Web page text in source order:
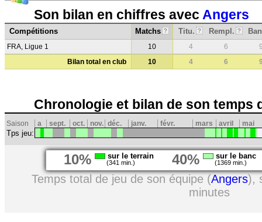
Son bilan en chiffres avec Angers
Compétitions Matchs ? Titu. ? Rempl. ?
FRA, Ligue 1 10 4 6
Bilan total en club
10 4 6
Chronologie et bilan de son temps
Saison a sept. oct. nov. déc. janv. févr. mars avril mai
Tps jeu:
10% sur le terrain
(341 min.) 40% sur le banc
(1369 min.)
Temps total de jeu de son équipe (Angers),
minutes